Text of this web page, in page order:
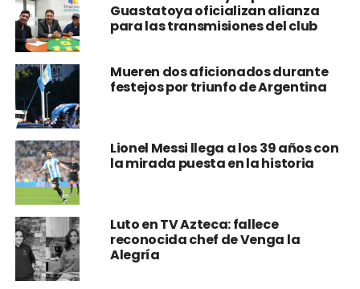
Guastatoya oficializan alianza
para las transmisiones del club
Mueren dos aficionados durante
festejos por triunfo de Argentina
Lionel Messi llega a los 39 años con
la mirada puesta en la historia
Luto en TV Azteca: fallece
reconocida chef de Venga la
Alegría